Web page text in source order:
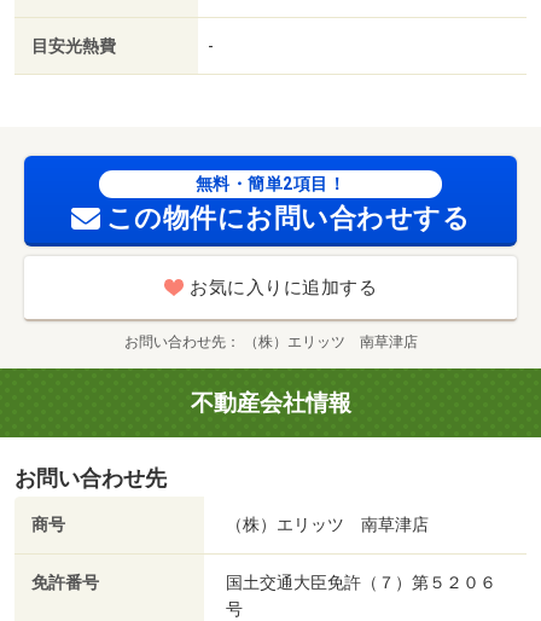
目安光熱費 -
無料・簡単2項目！
この物件にお問い合わせする
お気に入りに追加する
お問い合わせ先 （株）エリッツ 南草津店
不動産会社情報
お問い合わせ先
商号 （株）エリッツ 南草津店
免許番号
国土交通大臣免許（７）第５２０６
号